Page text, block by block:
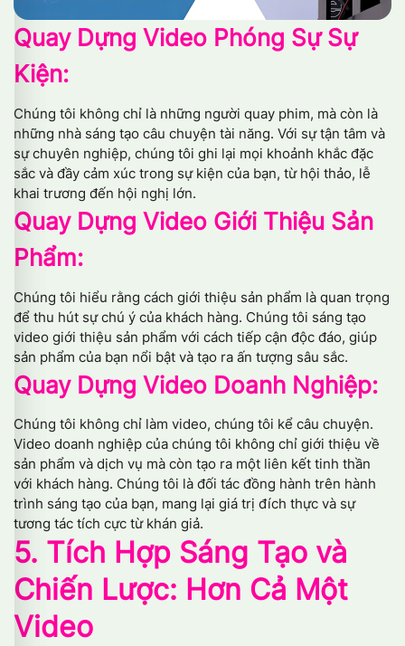
Quay Dựng Video Phóng Sự Sự
Kiện:
Chúng tôi không chỉ là những người quay phim, mà còn là
những nhà sáng tạo câu chuyện tài năng. Với sự tận tâm và
sự chuyên nghiệp, chúng tôi ghi lại mọi khoảnh khắc đặc
sắc và đầy cảm xúc trong sự kiện của bạn, từ hội thảo, lễ
khai trương đến hội nghị lớn.
Quay Dựng Video Giới Thiệu Sản
Phẩm:
Chúng tôi hiểu rằng cách giới thiệu sản phẩm là quan trọng
để thu hút sự chú ý của khách hàng. Chúng tôi sáng tạo
video giới thiệu sản phẩm với cách tiếp cận độc đáo, giúp
sản phẩm của bạn nổi bật và tạo ra ấn tượng sâu sắc.
Quay Dựng Video Doanh Nghiệp:
Chúng tôi không chỉ làm video, chúng tôi kể câu chuyện.
Video doanh nghiệp của chúng tôi không chỉ giới thiệu về
sản phẩm và dịch vụ mà còn tạo ra một liên kết tinh thần
với khách hàng. Chúng tôi là đối tác đồng hành trên hành
trình sáng tạo của bạn, mang lại giá trị đích thực và sự
tương tác tích cực từ khán giả.
5. Tích Hợp Sáng Tạo và
Chiến Lược: Hơn Cả Một
Video